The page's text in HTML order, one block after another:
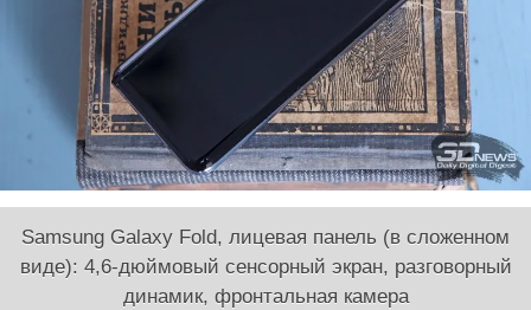
Samsung Galaxy Fold, лицевая панель (в сложенном
виде): 4,6-дюймовый сенсорный экран, разговорный
динамик, фронтальная камера